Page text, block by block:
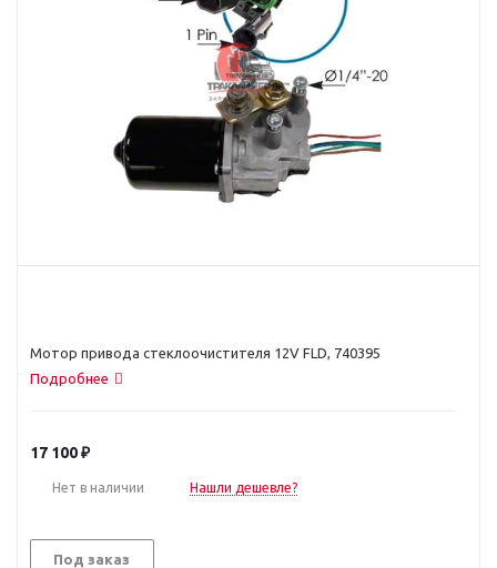
Мотор привода стеклоочистителя 12V FLD, 740395
Подробнее
17 100₽
Нет в наличии Нашли дешевле?
Под заказ